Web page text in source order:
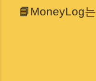
📘MoneyLog는